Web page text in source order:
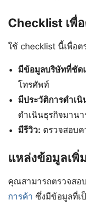
Checklist เพื่
ใช้ checklist นี้เพื่อ
มีข้อมูลบริษัทที่ชัด
โทรศัพท์
มีประวัติการดำเนิ
ดำเนินธุรกิจมาน
มีรีวิว: ตรวจสอบค
แหล่งข้อมูลเพิ่
คุณสามารถตรวจสอ
การค้า ซึ่งมีข้อมูลที่เ